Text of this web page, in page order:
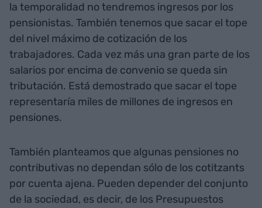
la temporalidad no tendremos ingresos por los
pensionistas. También tenemos que sacar el tope
del nivel máximo de cotización de los
trabajadores. Cada vez más una gran parte de los
salarios por encima de convenio se queda sin
tributación. Está demostrado que sacar el tope
representaría miles de millones de ingresos en
pensiones.
También planteamos que algunas pensiones no
contributivas no dependan sólo de los cotitzants
por cuenta ajena. Pueden depender del conjunto
de la sociedad, es decir, de los Presupuestos